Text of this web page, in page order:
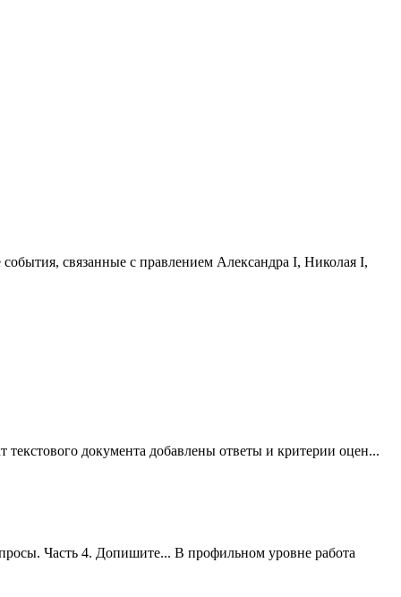
связанные с правлением Александра I, Николая I,
текстового документа добавлены ответы и критерии оцен...
Часть 4. Допишите... В профильном уровне работа